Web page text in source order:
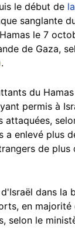
le début de
sanglante
le 7
de Gaza,
du
permis à
attaquées,
a enlevé plus
de plus
dans la
en majorité
selon le